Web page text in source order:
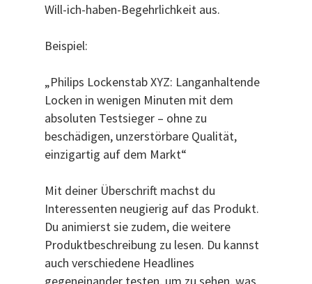
Will-ich-haben-Begehrlichkeit aus.
Beispiel:
„Philips Lockenstab XYZ: Langanhaltende
Locken in wenigen Minuten mit dem
absoluten Testsieger – ohne zu
beschädigen, unzerstörbare Qualität,
einzigartig auf dem Markt“
Mit deiner Überschrift machst du
Interessenten neugierig auf das Produkt.
Du animierst sie zudem, die weitere
Produktbeschreibung zu lesen. Du kannst
auch verschiedene Headlines